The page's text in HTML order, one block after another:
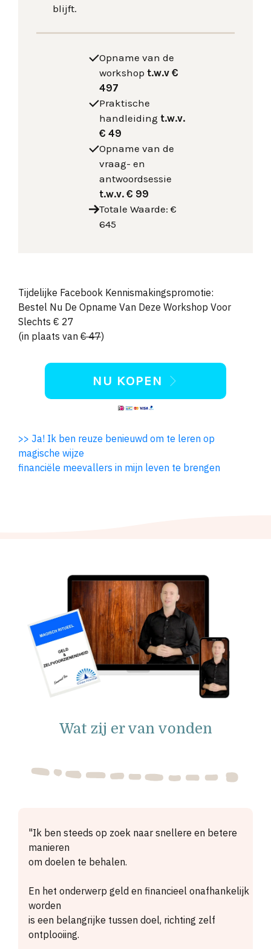
blijft.
Opname van de
workshop t.w.v €
497
Praktische
handleiding t.w.v.
€ 49
Opname van de
vraag- en
antwoordsessie
t.w.v. € 99
Totale Waarde: €
645
Tijdelijke Facebook Kennismakingspromotie:
Bestel Nu De Opname Van Deze Workshop Voor
Slechts € 27
(in plaats van € 47)
NU KOPEN
>> Ja! Ik ben reuze benieuwd om te leren op
magische wijze
financiële meevallers in mijn leven te brengen
Wat zij er van vonden
"Ik ben steeds op zoek naar snellere en betere
manieren
om doelen te behalen.
En het onderwerp geld en financieel onafhankelijk
worden
is een belangrijke tussen doel, richting zelf
ontplooiing.